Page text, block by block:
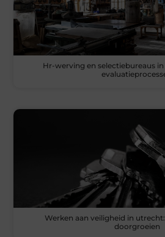
Hr-werving en selectiebureaus
Werken aan veiligheid in
doorgroeien